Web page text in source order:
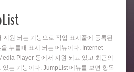
원 되는 기능으로 작업 표시줄에 등록된
누를때 표시 되는 메뉴이다. Internet
Player 등에서 지원 되고 있고 최근의
는 기능이다. JumpList 메뉴를 보면 항목